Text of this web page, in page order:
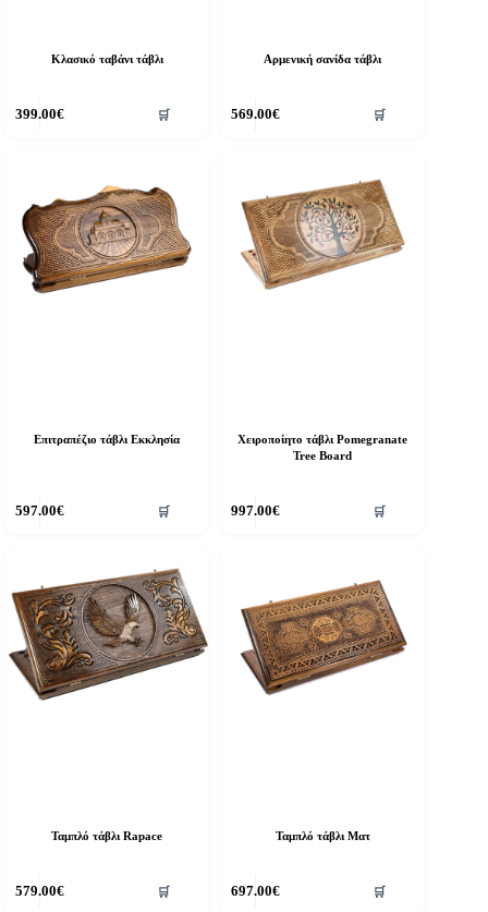
Κλασικό ταβάνι τάβλι
399.00€ 🛒
Αρμενική σανίδα τάβλι
569.00€ 🛒
Επιτραπέζιο τάβλι Εκκλησία
597.00€ 🛒
Χειροποίητο τάβλι Pomegranate
Tree Board
997.00€ 🛒
Ταμπλό τάβλι Rapace
579.00€ 🛒
Ταμπλό τάβλι Ματ
697.00€ 🛒